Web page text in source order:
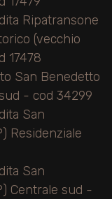
Ripatransone
(vecchio
17478
San Benedetto
- cod 34299
San
Residenziale
San
Centrale sud -